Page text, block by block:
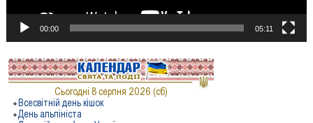
00:00 05:11